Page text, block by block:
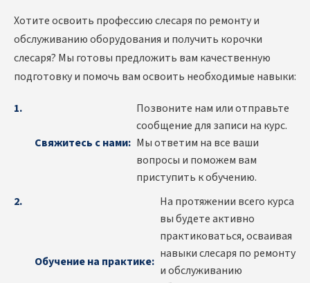
Хотите освоить профессию слесаря по ремонту и
обслуживанию оборудования и получить корочки
слесаря? Мы готовы предложить вам качественную
подготовку и помочь вам освоить необходимые навыки:
Свяжитесь с нами:
Позвоните нам или отправьте
сообщение для записи на курс.
Мы ответим на все ваши
вопросы и поможем вам
приступить к обучению.
Обучение на практике:
На протяжении всего курса
вы будете активно
практиковаться, осваивая
навыки слесаря по ремонту
и обслуживанию